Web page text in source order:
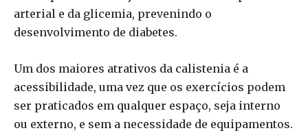
arterial e da glicemia, prevenindo o
desenvolvimento de diabetes.
Um dos maiores atrativos da calistenia é a
acessibilidade, uma vez que os exercícios podem
ser praticados em qualquer espaço, seja interno
ou externo, e sem a necessidade de equipamentos.